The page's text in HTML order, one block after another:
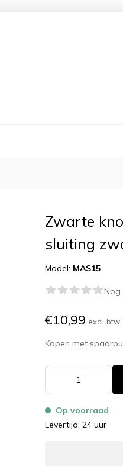
Zwarte
sluiting
Model: MAS15
Nog
€10,99 excl.
Kopen met
Op voorraad
Levertijd: 24 uur